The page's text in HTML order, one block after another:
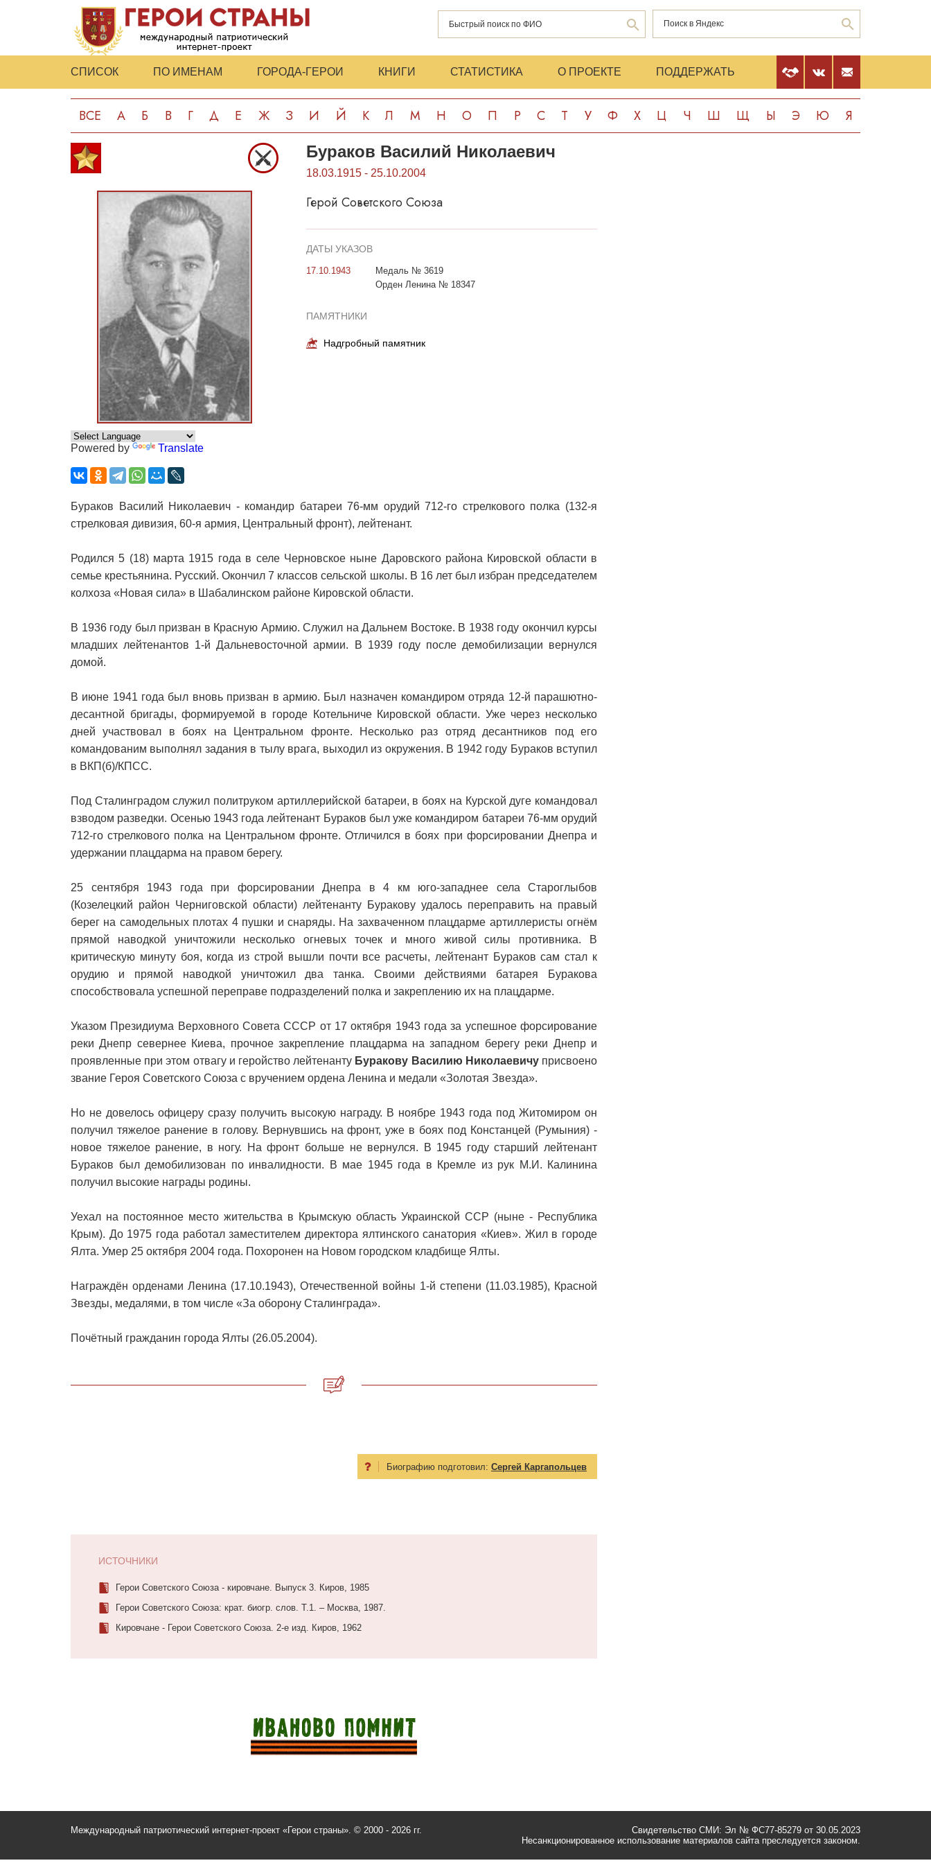
СПИСОК ПО ИМЕНАМ ГОРОДА-ГЕРОИ КНИГИ СТАТИСТИКА О ПРОЕКТЕ ПОДДЕРЖАТЬ
ВСЕ А Б В Г Д Е Ж З И Й К Л М Н О П Р С Т У Ф Х Ц Ч Ш Щ Ы Э Ю Я
Powered by Translate
Бураков Василий Николаевич
18.03.1915 - 25.10.2004
Герой Советского Союза
ДАТЫ УКАЗОВ
17.10.1943
Медаль № 3619
Орден Ленина № 18347
ПАМЯТНИКИ
Надгробный памятник
Бураков Василий Николаевич - командир батареи 76-мм орудий 712-го стрелкового полка (132-я
стрелковая дивизия, 60-я армия, Центральный фронт), лейтенант.
Родился 5 (18) марта 1915 года в селе Черновское ныне Даровского района Кировской области в
семье крестьянина. Русский. Окончил 7 классов сельской школы. В 16 лет был избран председателем
колхоза «Новая сила» в Шабалинском районе Кировской области.
В 1936 году был призван в Красную Армию. Служил на Дальнем Востоке. В 1938 году окончил курсы
младших лейтенантов 1-й Дальневосточной армии. В 1939 году после демобилизации вернулся
домой.
В июне 1941 года был вновь призван в армию. Был назначен командиром отряда 12-й парашютно-
десантной бригады, формируемой в городе Котельниче Кировской области. Уже через несколько
дней участвовал в боях на Центральном фронте. Несколько раз отряд десантников под его
командованим выполнял задания в тылу врага, выходил из окружения. В 1942 году Бураков вступил
в ВКП(б)/КПСС.
Под Сталинградом служил политруком артиллерийской батареи, в боях на Курской дуге командовал
взводом разведки. Осенью 1943 года лейтенант Бураков был уже командиром батареи 76-мм орудий
712-го стрелкового полка на Центральном фронте. Отличился в боях при форсировании Днепра и
удержании плацдарма на правом берегу.
25 сентября 1943 года при форсировании Днепра в 4 км юго-западнее села Староглыбов
(Козелецкий район Черниговской области) лейтенанту Буракову удалось переправить на правый
берег на самодельных плотах 4 пушки и снаряды. На захваченном плацдарме артиллеристы огнём
прямой наводкой уничтожили несколько огневых точек и много живой силы противника. В
критическую минуту боя, когда из строй вышли почти все расчеты, лейтенант Бураков сам стал к
орудию и прямой наводкой уничтожил два танка. Своими действиями батарея Буракова
способствовала успешной переправе подразделений полка и закреплению их на плацдарме.
Указом Президиума Верховного Совета СССР от 17 октября 1943 года за успешное форсирование
реки Днепр севернее Киева, прочное закрепление плацдарма на западном берегу реки Днепр и
проявленные при этом отвагу и геройство лейтенанту Буракову Василию Николаевичуприсвоено
звание Героя Советского Союза с вручением ордена Ленина и медали «Золотая Звезда».
Но не довелось офицеру сразу получить высокую награду. В ноябре 1943 года под Житомиром он
получил тяжелое ранение в голову. Вернувшись на фронт, уже в боях под Конcтанцей (Румыния) -
новое тяжелое ранение, в ногу. На фронт больше не вернулся. В 1945 году старший лейтенант
Бураков был демобилизован по инвалидности. В мае 1945 года в Кремле из рук М.И. Калинина
получил высокие награды родины.
Уехал на постоянное место жительства в Крымскую область Украинской ССР (ныне - Республика
Крым). До 1975 года работал заместителем директора ялтинского санатория «Киев». Жил в городе
Ялта. Умер 25 октября 2004 года. Похоронен на Новом городском кладбище Ялты.
Награждён орденами Ленина (17.10.1943), Отечественной войны 1-й степени (11.03.1985), Красной
Звезды, медалями, в том числе «За оборону Сталинграда».
Почётный гражданин города Ялты (26.05.2004).
Биографию подготовил: Сергей Каргапольцев
ИСТОЧНИКИ
Герои Советского Союза - кировчане. Выпуск 3. Киров, 1985
Герои Советского Союза: крат. биогр. слов. Т.1. – Москва, 1987.
Кировчане - Герои Советского Союза. 2-е изд. Киров, 1962
Международный патриотический интернет-проект «Герои страны». © 2000 - 2026 гг.
Свидетельство СМИ: Эл № ФС77-85279 от 30.05.2023
Несанкционированное использование материалов сайта преследуется законом.